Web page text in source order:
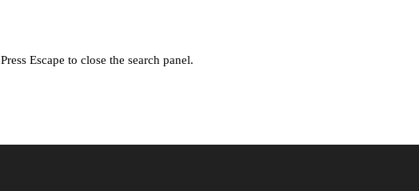
Press Escape to close the search panel.